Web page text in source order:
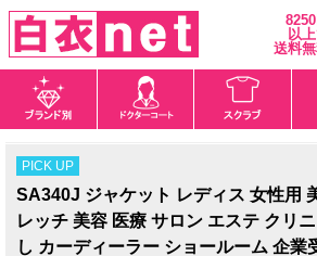
以
送料
PICK UP
SA340J ジャケット レディス 女性用
レッチ 美容 医療 サロン エステ クリ
し カーディーラー ショールーム 企業